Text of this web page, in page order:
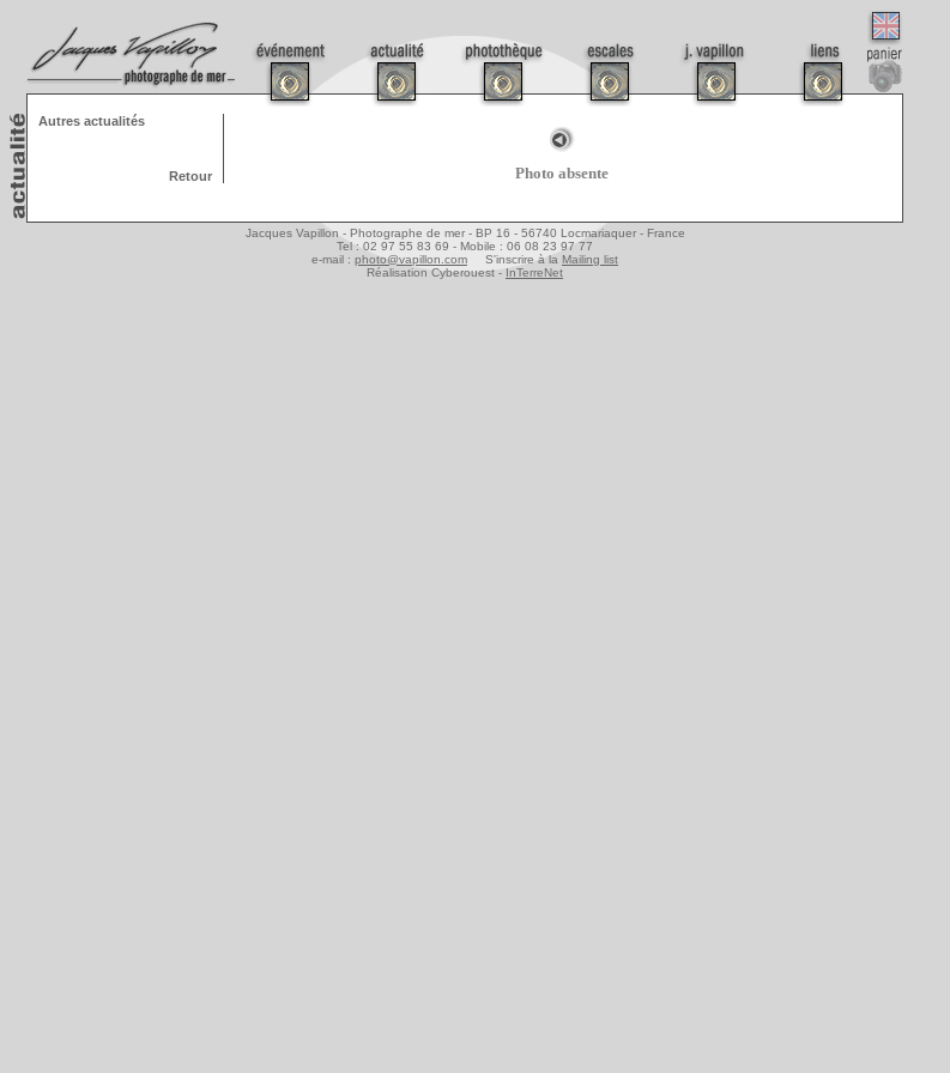
Autres actualités
Photo absente
Retour
Jacques Vapillon - Photographe de mer - BP 16 - 56740 Locmariaquer - France
Tel : 02 97 55 83 69 - Mobile : 06 08 23 97 77
e-mail : photo@vapillon.com S'inscrire à la Mailing list
Réalisation Cyberouest - InTerreNet